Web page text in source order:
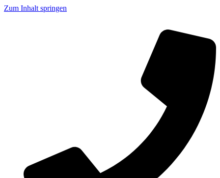
Zum Inhalt springen